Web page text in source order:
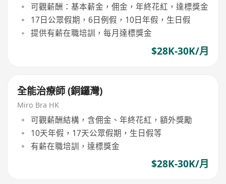
可觀薪酬：基本薪金，佣金，年終花紅，達標獎金
17日公眾假期，6日例假，10日年假，生日假
提供有薪在職培訓，每月達標獎金
$28K-30K/月
全能治療師 (銅鑼灣)
Miro Bra HK
可觀薪酬結構，含佣金、年終花紅，額外獎勵
10天年假，17天公眾假期，生日假等
有薪在職培訓，達標獎金
$28K-30K/月